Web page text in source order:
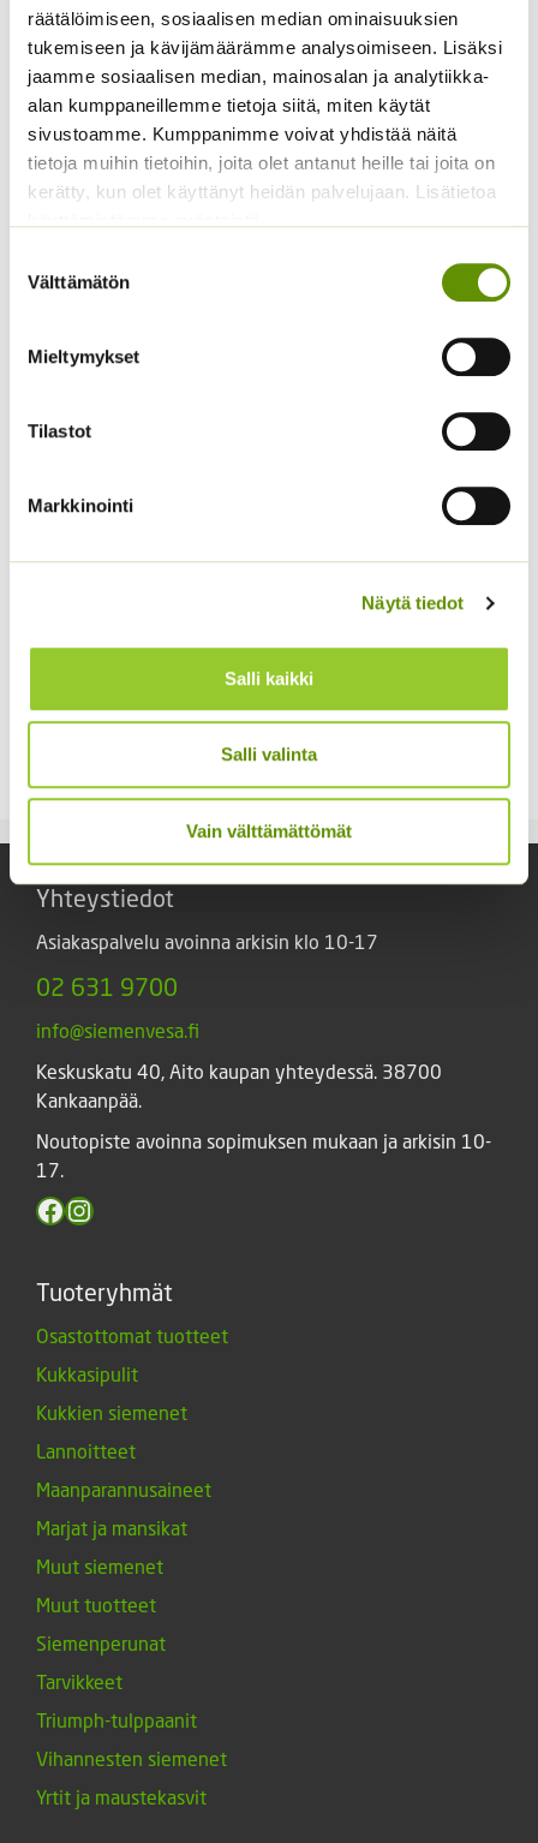
räätälöimiseen, sosiaalisen median ominaisuuksien
tukemiseen ja kävijämäärämme analysoimiseen. Lisäksi
jaamme sosiaalisen median, mainosalan ja analytiikka-
alan kumppaneillemme tietoja siitä, miten käytät
sivustoamme. Kumppanimme voivat yhdistää näitä
tietoja muihin tietoihin, joita olet antanut heille tai joita on
kerätty, kun olet käyttänyt heidän palvelujaan. Lisätietoa
valinta
Välttämätön
Mieltymykset
Tilastot
Markkinointi
Näytä tiedot
Salli kaikki
Salli valinta
Vain välttämättömät
(jättiläisprinsessa) 100
s.
4,90€ Sisältää arvonlisäveron
3,60€ Sisältää arvonlisäveron
Tarhakukonkannus
3,00€
Sisältää arvonlisäveron
Kiinanasteri Fan
Kiinanasteri Hulk (50 s)
4,00
Yhteystiedot
Asiakaspalvelu avoinna arkisin klo 10-17
02 631 9700
info@siemenvesa.fi
Keskuskatu 40, Aito kaupan yhteydessä. 38700
Kankaanpää.
Noutopiste avoinna sopimuksen mukaan ja arkisin 10-
17.
Facebook
Instagram
Tuoteryhmät
Osastottomat tuotteet
Kukkasipulit
Kukkien siemenet
Lannoitteet
Maanparannusaineet
Marjat ja mansikat
Muut siemenet
Muut tuotteet
Siemenperunat
Tarvikkeet
Triumph-tulppaanit
Vihannesten siemenet
Yrtit ja maustekasvit